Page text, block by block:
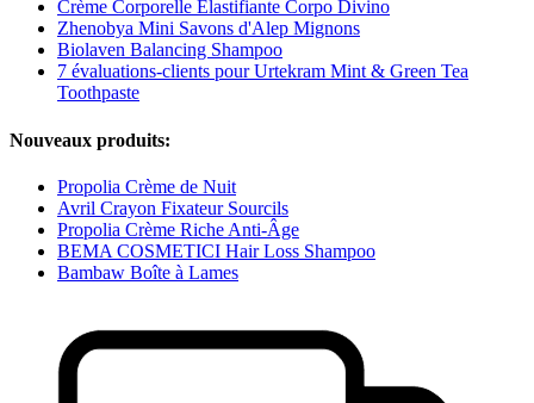
Crème Corporelle Elastifiante Corpo Divino
Zhenobya Mini Savons d'Alep Mignons
Biolaven Balancing Shampoo
7 évaluations-clients pour Urtekram Mint & Green Tea
Toothpaste
Nouveaux produits:
Propolia Crème de Nuit
Avril Crayon Fixateur Sourcils
Propolia Crème Riche Anti-Âge
BEMA COSMETICI Hair Loss Shampoo
Bambaw Boîte à Lames